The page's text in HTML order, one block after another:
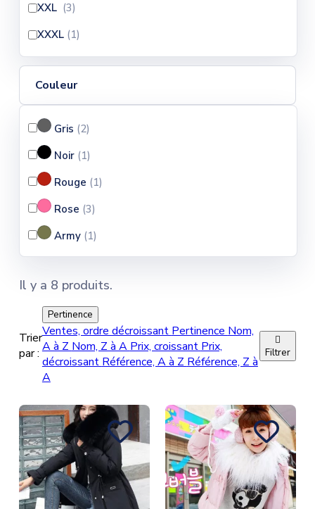
XXL (3)
XXXL (1)
Couleur
Gris (2)
Noir (1)
Rouge (1)
Rose (3)
Army (1)
Il y a 8 produits.
Trier
par :
Pertinence
Ventes, ordre décroissant Pertinence Nom,
A à Z Nom, Z à A Prix, croissant Prix,
décroissant Référence, A à Z Référence, Z à
A

Filtrer